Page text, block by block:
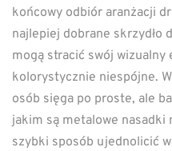
końcowy odbiór aranżacji
najlepiej dobrane skrzydło
mogą stracić swój
kolorystycznie niespójne.
osób sięga po proste, ale
jakim są metalowe nasadki
szybki sposób ujednolicić